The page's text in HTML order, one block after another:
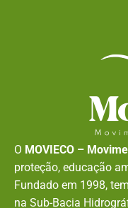
O MOVIECO –
proteção, educação
Fundado em 1998,
na Sub-Bacia